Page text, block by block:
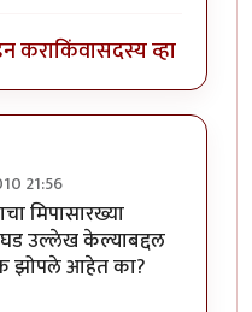
कराकिंवासदस्य व्हा
21:56
३_१४ विक्षिप्त अदिती
मिपासारख्या
उल्लेख केल्याबद्दल
झोपले आहेत का?